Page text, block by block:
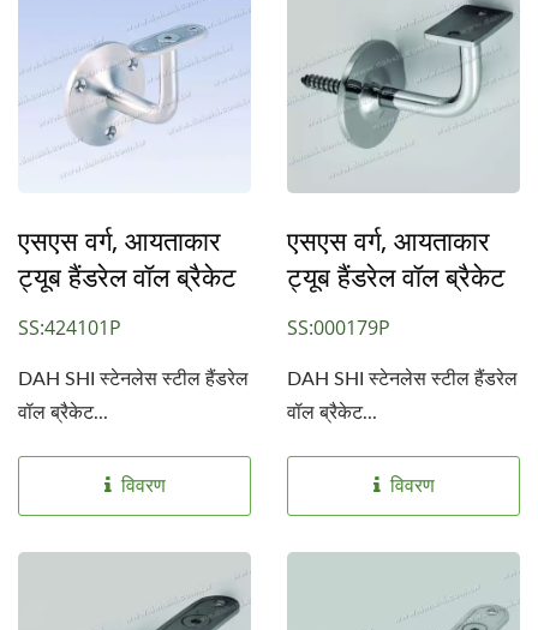
एसएस वर्ग, आयताकार
ट्यूब हैंडरेल वॉल ब्रैकेट
SS:424101P
DAH SHI स्टेनलेस स्टील हैंडरेल
वॉल ब्रैकेट...
विवरण
एसएस वर्ग, आयताकार
ट्यूब हैंडरेल वॉल ब्रैकेट
SS:000179P
DAH SHI स्टेनलेस स्टील हैंडरेल
वॉल ब्रैकेट...
विवरण